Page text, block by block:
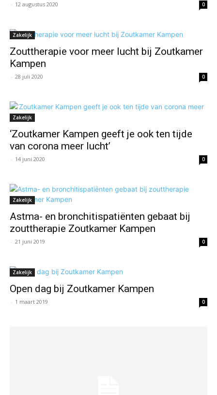
- 12 augustus 2020 0
Zakelijk
Zouttherapie voor meer lucht bij Zoutkamer
Kampen
- 28 juli 2020 0
Zakelijk
‘Zoutkamer Kampen geeft je ook ten tijde
van corona meer lucht’
- 14 juni 2020 0
Zakelijk
Astma- en bronchitispatiënten gebaat bij
zouttherapie Zoutkamer Kampen
- 21 juni 2019 0
Zakelijk
Open dag bij Zoutkamer Kampen
- 1 maart 2019 0